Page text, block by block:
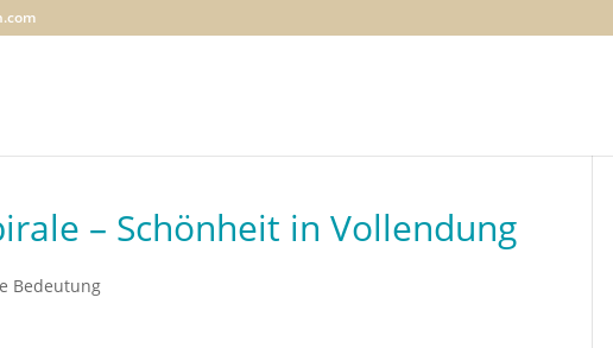
– Schönheit in Vollendung
Bedeutung